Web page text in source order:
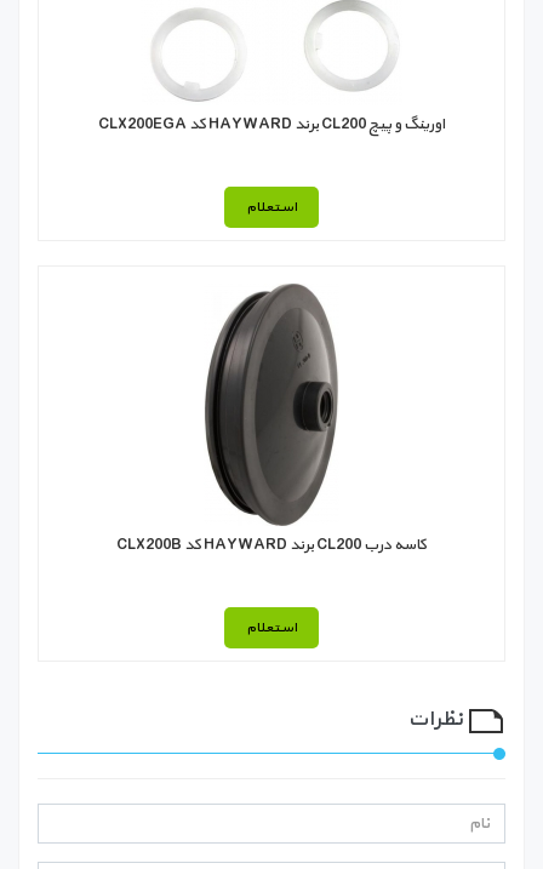
اورينگ و پيچ CL200 برند HAYWARD كد CLX200EGA
استعلام
كاسه درب CL200 برند HAYWARD كد CLX200B
استعلام
نظرات